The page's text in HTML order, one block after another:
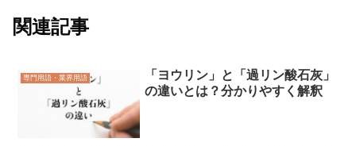
関連記事
専門用語・業界用語
「ヨウリン」と「過リン酸石灰」
の違いとは？分かりやすく解釈